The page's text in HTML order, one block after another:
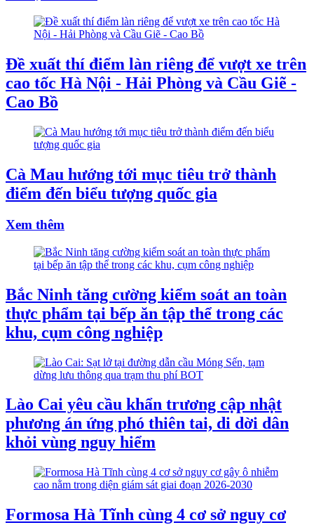
Đề xuất thí điểm làn riêng để vượt xe trên
cao tốc Hà Nội - Hải Phòng và Cầu Giẽ -
Cao Bồ
Cà Mau hướng tới mục tiêu trở thành
điểm đến biểu tượng quốc gia
Xem thêm
Bắc Ninh tăng cường kiểm soát an toàn
thực phẩm tại bếp ăn tập thể trong các
khu, cụm công nghiệp
Lào Cai yêu cầu khẩn trương cập nhật
phương án ứng phó thiên tai, di dời dân
khỏi vùng nguy hiểm
Formosa Hà Tĩnh cùng 4 cơ sở nguy cơ